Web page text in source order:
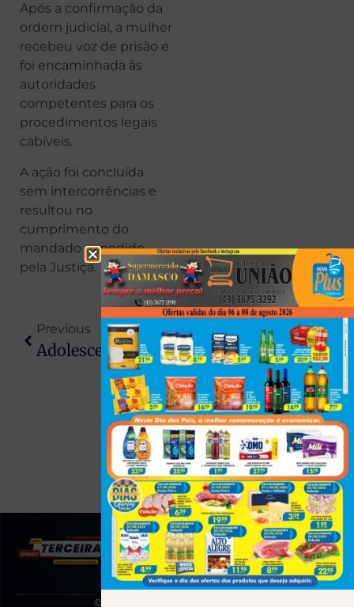
Após a confirmação da
ordem judicial, a mulher
recebeu voz de prisão e
foi encaminhada às
autoridades
competentes para os
procedimentos legais
cabíveis.
A ação foi concluída
sem intercorrências e
resultou no
cumprimento do
mandado expedido
pela Justiça.
Previous
Adolescente É Apreendido Com Pistola 9mm E Dezenas De Munições Em Santa Fé
Next
Megaoperação Das Polícias Civil E Militar Cumpre Mandados De Prisão Em Teodoro Sampaio E Assentamentos Da Região
(43) 991545950
© 2025 Todos os direitos reservados